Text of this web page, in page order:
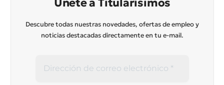
Descubre todas nuestras novedades, ofertas de empleo y
noticias destacadas directamente en tu e-mail.